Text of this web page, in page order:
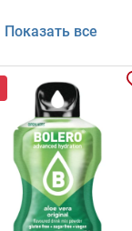
Показать все